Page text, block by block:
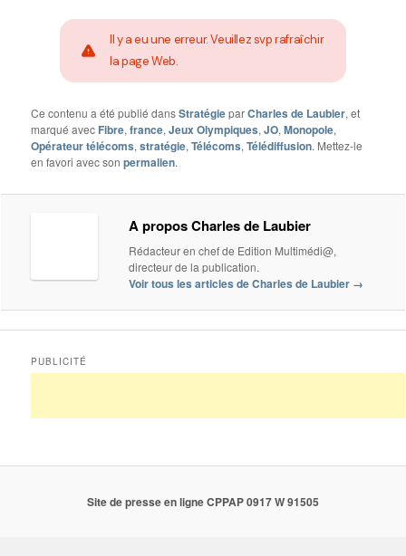
Il y a eu une erreur. Veuillez svp rafraîchir
la page Web.
Ce contenu a été publié dansStratégieparCharles de Laubier, et
marqué avec Fibre,france,Jeux Olympiques,JO,Monopole,
Opérateur télécoms,stratégie,Télécoms,Télédiffusion. Mettez-le
en favori avec sonpermalien.
A propos Charles de Laubier
Rédacteur en chef de Edition Multimédi@,
directeur de la publication.
Voir tous les articles de Charles de Laubier →
PUBLICITÉ
Site de presse en ligne CPPAP 0917 W 91505